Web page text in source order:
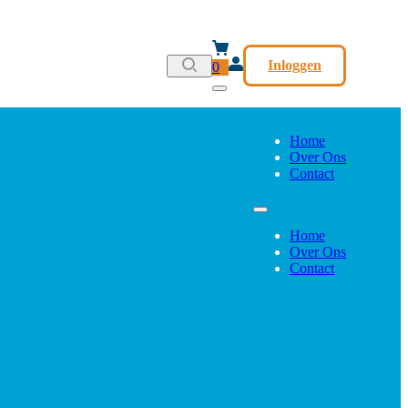
0 Inloggen
Home
Over Ons
Contact
Home
Over Ons
Contact